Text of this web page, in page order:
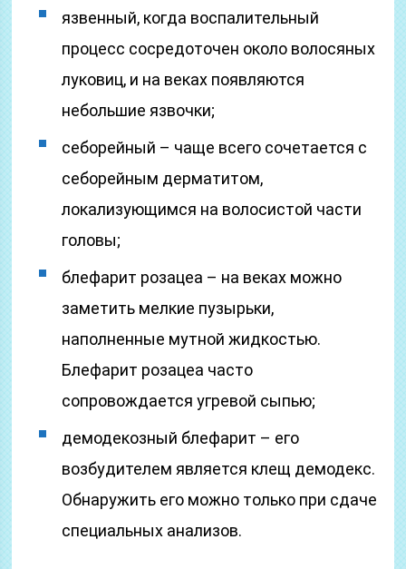
язвенный, когда воспалительный
процесс сосредоточен около волосяных
луковиц, и на веках появляются
небольшие язвочки;
себорейный – чаще всего сочетается с
себорейным дерматитом,
локализующимся на волосистой части
головы;
блефарит розацеа – на веках можно
заметить мелкие пузырьки,
наполненные мутной жидкостью.
Блефарит розацеа часто
сопровождается угревой сыпью;
демодекозный блефарит – его
возбудителем является клещ демодекс.
Обнаружить его можно только при сдаче
специальных анализов.